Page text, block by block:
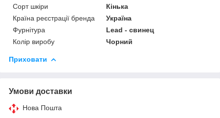
Сорт шкіри
Кінька
Країна реєстрації бренда
Україна
Фурнітура
Lead - свинец
Колір виробу
Чорний
Приховати
Умови доставки
Нова Пошта